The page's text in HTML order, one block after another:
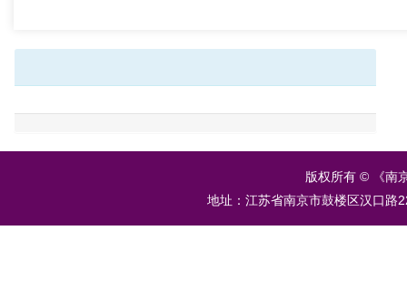
版权所有 © 《南
地址：江苏省南京市鼓楼区汉口